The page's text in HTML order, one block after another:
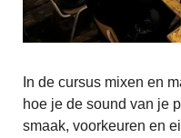
In de cursus mixen en
hoe je de sound van je
smaak, voorkeuren en